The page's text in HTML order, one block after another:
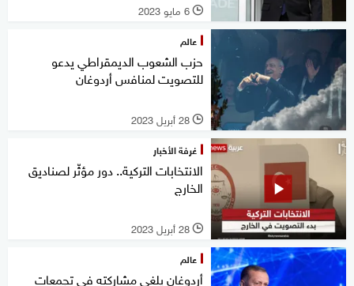
l 6 مايو 2023
عالم
حزب الشعوب الديمقراطي يدعو
للتصويت لمنافس أردوغان
l 28 أبريل 2023
غرفة الأخبار
الانتخابات التركية.. دور مؤثّر لصناديق
الخارج
l 28 أبريل 2023
عالم
أردوغان يلغي مشاركته في تجمعات